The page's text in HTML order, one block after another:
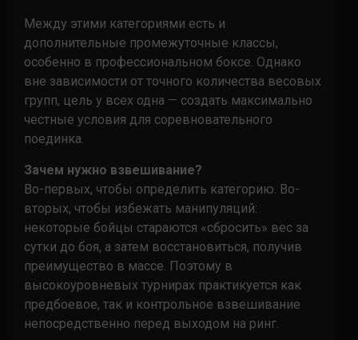
Между этими категориями есть и
дополнительные промежуточные классы,
особенно в профессиональном боксе. Однако
вне зависимости от точного количества весовых
групп, цель у всех одна — создать максимально
честные условия для соревновательного
поединка.
Зачем нужно взвешивание?
Во-первых, чтобы определить категорию. Во-
вторых, чтобы избежать манипуляций:
некоторые бойцы стараются «сбросить» вес за
сутки до боя, а затем восстановиться, получив
преимущество в массе. Поэтому в
высокоуровневых турнирах практикуется как
предбоевое, так и контрольное взвешивание
непосредственно перед выходом на ринг.